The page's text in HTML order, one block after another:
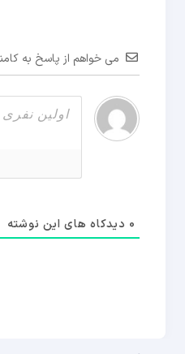
می خواهم از پاسخ به
0 دیدکاه های این نوشته